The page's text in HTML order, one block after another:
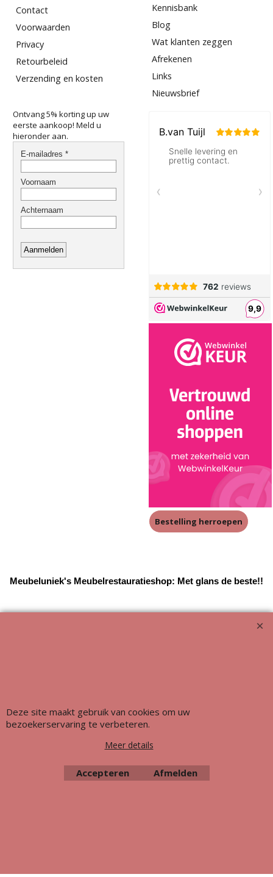
Contact
Voorwaarden
Privacy
Retourbeleid
Verzending en kosten
Kennisbank
Blog
Wat klanten zeggen
Afrekenen
Links
Nieuwsbrief
Ontvang 5% korting up uw
eerste aankoop! Meld u
hieronder aan.
Bestelling herroepen
Meubeluniek's Meubelrestauratieshop: Met glans de beste!!
Webwinkel gemaakt met ShopFactory webwinkel software.
Deze site maakt gebruik van cookies om uw
bezoekerservaring te verbeteren.
Meer details
Accepteren Afmelden